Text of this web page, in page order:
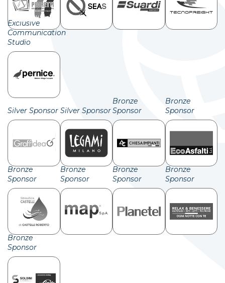
Exclusive
Communication
Studio
Silver Sponsor Silver Sponsor
Bronze
Sponsor
Bronze
Sponsor
Bronze
Sponsor
Bronze
Sponsor
Bronze
Sponsor
Bronze
Sponsor
Bronze
Sponsor